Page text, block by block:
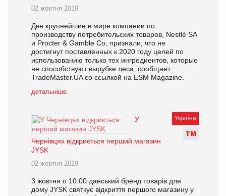
02 жовтня 2019
Две крупнейшие в мире компании по
производству потребительских товаров, Nestlé SA
и Procter & Gamble Co, признали, что не
достигнут поставленных к 2020 году целей по
использованию только тех ингредиентов, которые
не способствуют вырубке леса, сообщает
TradeMaster.UA со ссылкой на ESM Magazine.
детальніше
Україна
ТМ
У
Чернівцях відкриється перший магазин
JYSK
02 жовтня 2019
3 жовтня о 10:00 данський бренд товарів для
дому JYSK святкує відкриття першого магазину у